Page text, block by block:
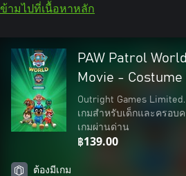
ข้ามไปที่เนื้อหาหลัก
PAW Patrol
Movie - Costume
Outright Games Limited.
เกมสำหรับเด็กและครอบ
เกมผ่านด่าน
฿139.00
ต้องมีเกม